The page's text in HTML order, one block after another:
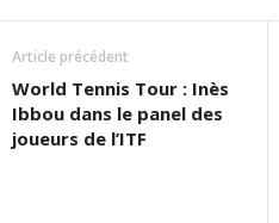
Article précédent
World Tennis Tour : Inès
Ibbou dans le panel des
joueurs de l’ITF